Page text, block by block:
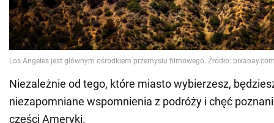
Niezależnie od tego, które miasto wybierzesz,
niezapomniane wspomnienia z podróży i chęć
części Ameryki.